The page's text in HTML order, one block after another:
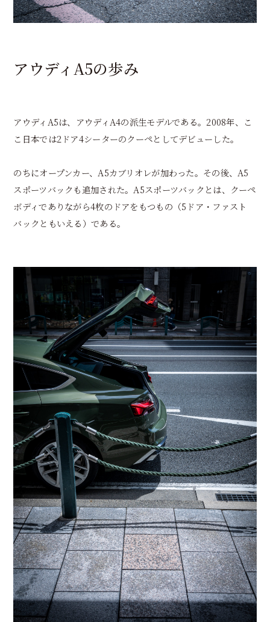
アウディA5の歩み
アウディA5は、アウディA4の派生モデルである。2008年、こ
こ日本では2ドア4シーターのクーペとしてデビューした。
のちにオープンカー、A5カブリオレが加わった。その後、A5
スポーツバックも追加された。A5スポーツバックとは、クーペ
ボディでありながら4枚のドアをもつもの（5ドア・ファスト
バックともいえる）である。